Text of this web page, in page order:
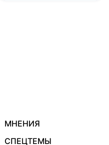
МНЕНИЯ
СПЕЦТЕМЫ